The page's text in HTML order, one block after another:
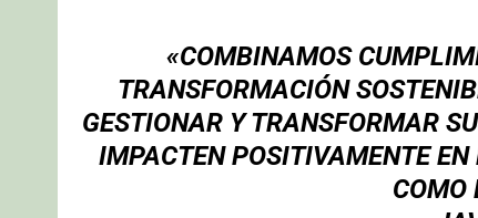
«COMBINAMOS
TRANSFORMACIÓN
GESTIONAR Y TRANSFORMAR
IMPACTEN POSITIVAMENTE
COMO